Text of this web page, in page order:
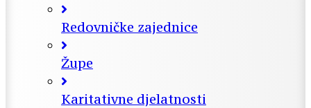
Redovničke zajednice
Župe
Karitativne djelatnosti